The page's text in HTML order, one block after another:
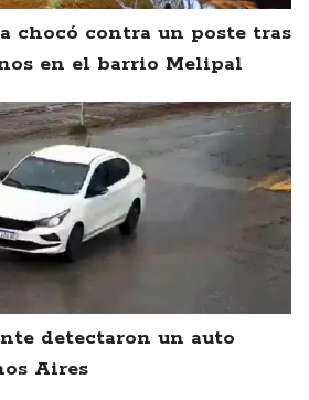
chocó contra un poste tras
en el barrio Melipal
detectaron un auto
Aires